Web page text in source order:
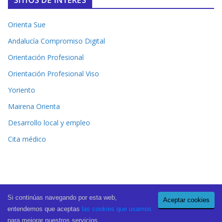
Orienta Sue
Andalucía Compromiso Digital
Orientación Profesional
Orientación Profesional Viso
Yoriento
Mairena Orienta
Desarrollo local y empleo
Cita médico
Copyright © 2026El Periódico de Mairena
. All rights reserved.
Theme:
ColorMag Pro by ThemeGrill. Powered by
Aceptar cookies
Si continúas navegando por esta web,
entendemos que aceptas las cookies que usamos
para mejorar nuestros servicios.